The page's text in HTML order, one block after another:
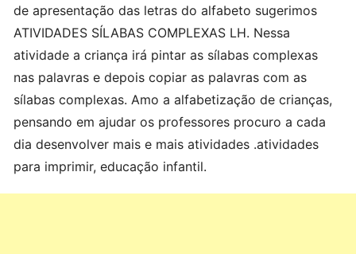
de apresentação das letras do alfabeto sugerimos
ATIVIDADES SÍLABAS COMPLEXAS LH. Nessa
atividade a criança irá pintar as sílabas complexas
nas palavras e depois copiar as palavras com as
sílabas complexas. Amo a alfabetização de crianças,
pensando em ajudar os professores procuro a cada
dia desenvolver mais e mais atividades .atividades
para imprimir, educação infantil.